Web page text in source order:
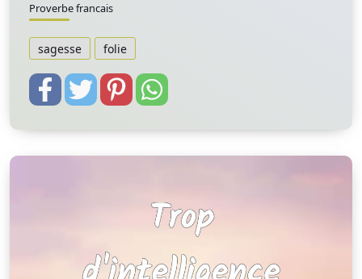
Proverbe francais
sagesse folie